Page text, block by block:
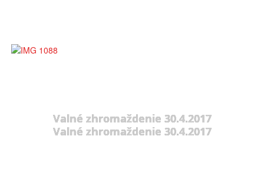
Valné zhromaždenie 30.4.2017
Valné zhromaždenie 30.4.2017